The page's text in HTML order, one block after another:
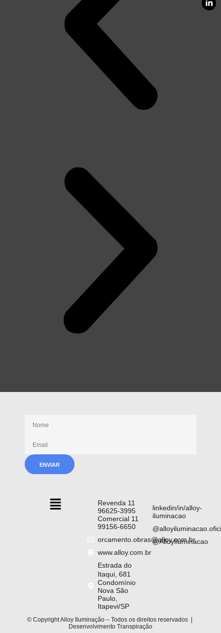
Revenda 11
96625-3995
Comercial 11
99156-6650
orcamento.obras@alloy.com.br
www.alloy.com.br
Estrada do
Itaqui, 681
Condomínio
Nova São
Paulo,
Itapevi/SP
linkedin/in/alloy-
iluminacao
@AlloyIluminacao
© Copyright Alloy Iluminação – Todos os direitos reservados |
Desenvolvimento Transpiração